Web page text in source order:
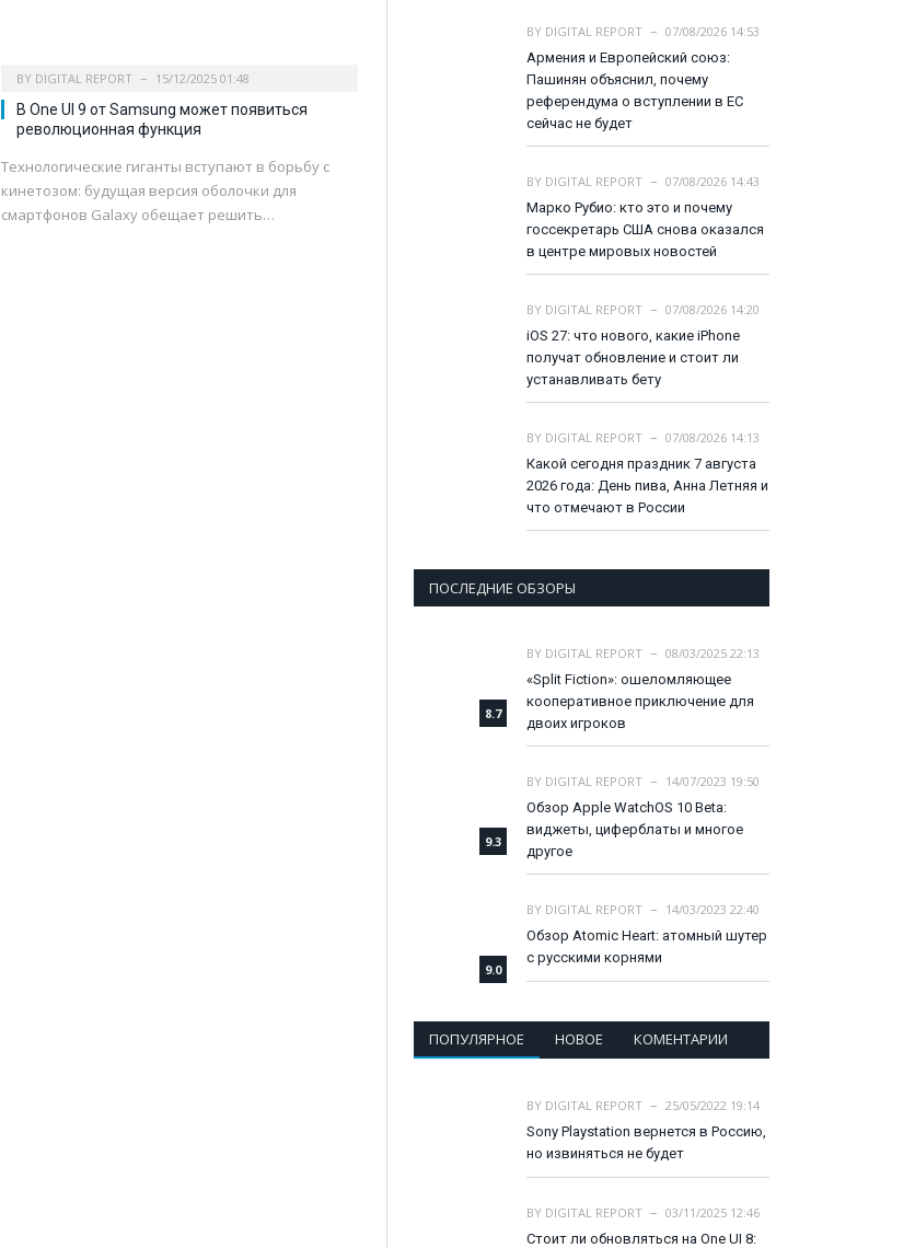
BY DIGITAL REPORT 15/12/2025 01:48
В One UI 9 от Samsung может появиться
революционная функция
Технологические гиганты вступают в борьбу с
кинетозом: будущая версия оболочки для
смартфонов Galaxy обещает решить…
BY DIGITAL REPORT
07/08/2026 14:53
Армения и Европейский союз:
Пашинян объяснил, почему
референдума о вступлении в ЕС
сейчас не будет
BY DIGITAL REPORT
07/08/2026 14:43
Марко Рубио: кто это и почему
госсекретарь США снова оказался
в центре мировых новостей
BY DIGITAL REPORT
07/08/2026 14:20
iOS 27: что нового, какие iPhone
получат обновление и стоит ли
устанавливать бету
BY DIGITAL REPORT
07/08/2026 14:13
Какой сегодня праздник 7 августа
2026 года: День пива, Анна Летняя и
что отмечают в России
ПОСЛЕДНИЕ ОБЗОРЫ
8.7
BY DIGITAL REPORT
08/03/2025 22:13
«Split Fiction»: ошеломляющее
кооперативное приключение для
двоих игроков
9.3
BY DIGITAL REPORT
14/07/2023 19:50
Обзор Apple WatchOS 10 Beta:
виджеты, циферблаты и многое
другое
9.0
BY DIGITAL REPORT
14/03/2023 22:40
Обзор Atomic Heart: атомный шутер
с русскими корнями
ПОПУЛЯРНОЕ НОВОЕ КОМЕНТАРИИ
BY DIGITAL REPORT
25/05/2022 19:14
Sony Playstation вернется в Россию,
но извиняться не будет
BY DIGITAL REPORT
03/11/2025 12:46
Стоит ли обновляться на One UI 8: